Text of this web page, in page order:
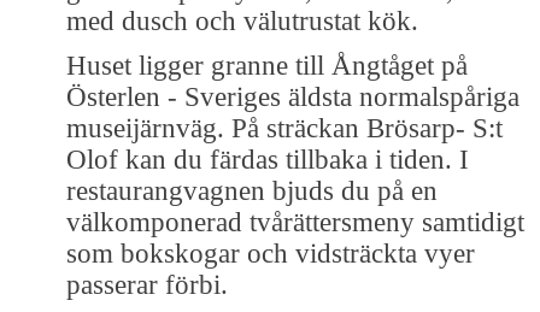
med dusch och välutrustat kök.
Huset ligger granne till Ångtåget på
Österlen - Sveriges äldsta normalspåriga
museijärnväg. På sträckan Brösarp- S:t
Olof kan du färdas tillbaka i tiden. I
restaurangvagnen bjuds du på en
välkomponerad tvårättersmeny samtidigt
som bokskogar och vidsträckta vyer
passerar förbi.